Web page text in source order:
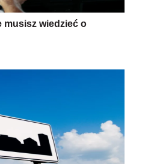
musisz wiedzieć o